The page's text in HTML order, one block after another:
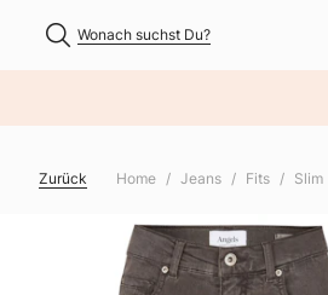
Wonach suchst Du?
Zurück Home Jeans Fits Slim